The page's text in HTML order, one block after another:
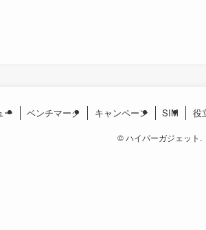
ー ベンチマーク キャンペーン SIM 役
©ハイパーガジェット.